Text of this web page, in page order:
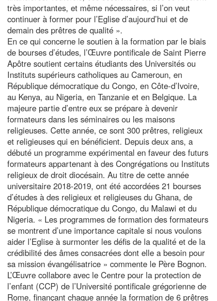
très importantes, et même nécessaires, si l’on veut
continuer à former pour l’Eglise d’aujourd’hui et de
demain des prêtres de qualité ».
En ce qui concerne le soutien à la formation par le biais
de bourses d’études, l’Œuvre pontificale de Saint Pierre
Apôtre soutient certains étudiants des Universités ou
Instituts supérieurs catholiques au Cameroun, en
République démocratique du Congo, en Côte-d’Ivoire,
au Kenya, au Nigeria, en Tanzanie et en Belgique. La
majeure partie d’entre eux se prépare à devenir
formateurs dans les séminaires ou les maisons
religieuses. Cette année, ce sont 300 prêtres, religieux
et religieuses qui en bénéficient. Depuis deux ans, a
débuté un programme expérimental en faveur des futurs
formateurs appartenant à des Congrégations ou Instituts
religieux de droit diocésain. Au titre de cette année
universitaire 2018-2019, ont été accordées 21 bourses
d’études à des religieux et religieuses du Ghana, de
République démocratique du Congo, du Malawi et du
Nigeria. « Les programmes de formation des formateurs
se montrent d’une importance capitale si nous voulons
aider l’Eglise à surmonter les défis de la qualité et de la
crédibilité des âmes consacrées dont elle a besoin pour
sa mission évangélisatrice » commente le Père Bognon.
L’Œuvre collabore avec le Centre pour la protection de
l’enfant (CCP) de l’Université pontificale grégorienne de
Rome, finançant chaque année la formation de 6 prêtres